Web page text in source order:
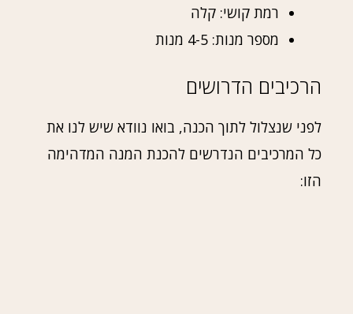
רמת קושי: קלה
מספר מנות: 4-5 מנות
הרכיבים הדרושים
לפני שנצלול לתוך הכנה, בואו נוודא שיש לנו את
כל המרכיבים הנדרשים להכנת המנה המדהימה
הזו: